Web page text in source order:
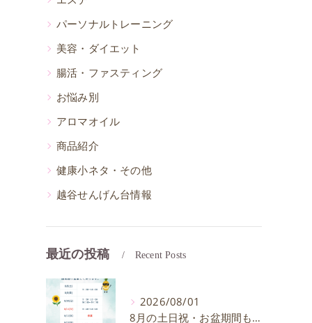
パーソナルトレーニング
美容・ダイエット
腸活・ファスティング
お悩み別
アロマオイル
商品紹介
健康小ネタ・その他
越谷せんげん台情報
最近の投稿 Recent Posts
2026/08/01
8月の土日祝・お盆期間も通常通り営業いたします